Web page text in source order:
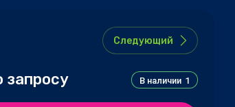
Следующий
В наличии 1
запросу